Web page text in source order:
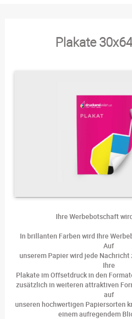
Plakate
Ihre Werbebotschaft
In brillanten Farben wird Ihre
Auf
unserem Papier wird jede Nachricht
Ihre
Plakate im Offsetdruck in den
zusätzlich in weiteren attraktiven
auf
unseren hochwertigen Papiersorten
einem aufregendem